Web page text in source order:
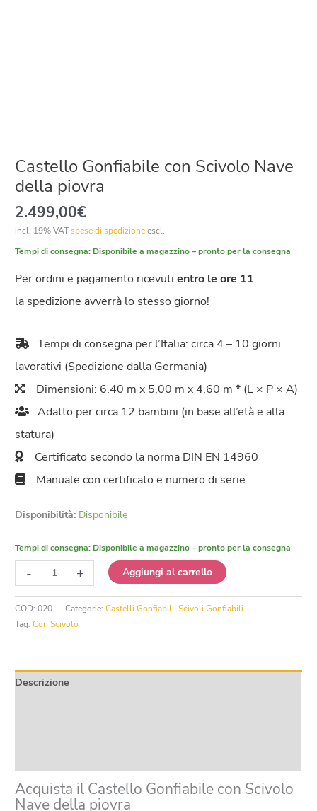
Castello Gonfiabile con Scivolo Nave
della piovra
2.499,00€
incl. 19% VATspese di spedizioneescl.
Tempi di consegna: Disponibile a magazzino – pronto per la consegna
Per ordini e pagamento ricevutientro le ore 11
la spedizione avverrà lo stesso giorno!
Tempi di consegna per l’Italia: circa 4 – 10 giorni
lavorativi (Spedizione dalla Germania)
Dimensioni: 6,40 m x 5,00 m x 4,60 m * (L × P × A)
Adatto per circa 12 bambini (in base all’età e alla
statura)
Certificato secondo la norma DIN EN 14960
Manuale con certificato e numero di serie
Disponibilità: Disponibile
Tempi di consegna: Disponibile a magazzino – pronto per la consegna
-
Gonfiabile
con
Scivolo
Nave
quantità
+ Aggiungi al carrello
COD:020 Categorie:Castelli Gonfiabili,Scivoli Gonfiabili
Tag:Con Scivolo
Descrizione
Acquista il Castello Gonfiabile con Scivolo
Nave della piovra